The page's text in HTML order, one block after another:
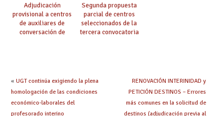
Adjudicación
provisional a centros
de auxiliares de
conversación de
Segunda propuesta
parcial de centros
seleccionados de la
tercera convocatoria
« UGT continúa exigiendo la plena
homologación de las condiciones
económico-laborales del
profesorado interino
RENOVACIÓN INTERINIDAD y
PETICIÓN DESTINOS – Errores
más comunes en la solicitud de
destinos (adjudicación previa al